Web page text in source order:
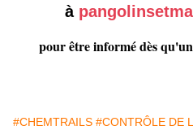
à
pour être informé dès
#CHEMTRAILS #CONTRÔLE DE